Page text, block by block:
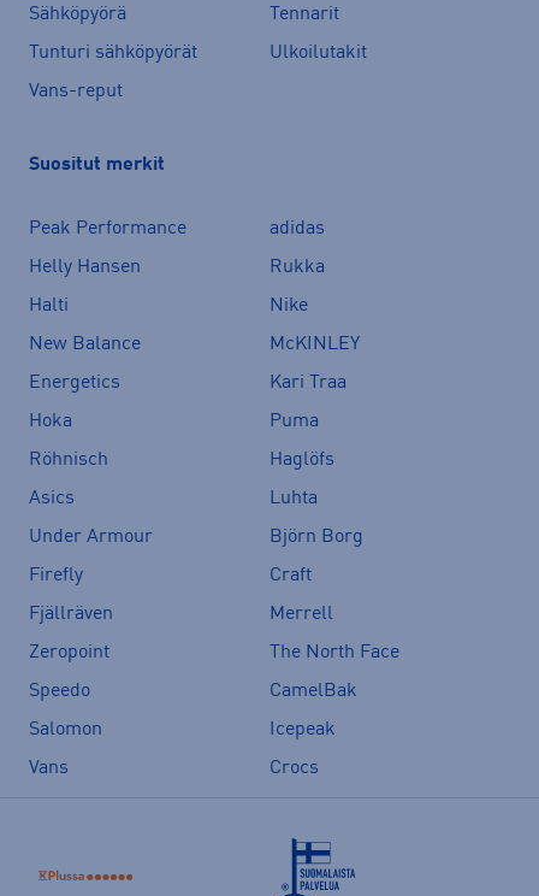
Sähköpyörä
Tennarit
Tunturi sähköpyörät
Ulkoilutakit
Vans-reput
Suositut merkit
Peak Performance
adidas
Helly Hansen
Rukka
Halti
Nike
New Balance
McKINLEY
Energetics
Kari Traa
Hoka
Puma
Röhnisch
Haglöfs
Asics
Luhta
Under Armour
Björn Borg
Firefly
Craft
Fjällräven
Merrell
Zeropoint
The North Face
Speedo
CamelBak
Salomon
Icepeak
Vans
Crocs